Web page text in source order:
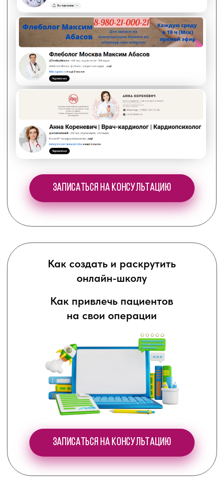
Увеличить свойдоход в 8 раз,
даже если вы мать-одиночка
Записаться на консультацию
Как статьизвестным врачом
Записаться на консультацию
в СМИ
Записаться на консультацию